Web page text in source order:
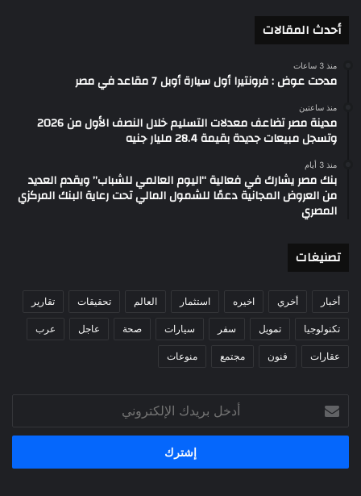
أحدث المقالات
منذ 3 ساعات
مدحت عوض : فرونتيرا أول سيارة أوبل 7 مقاعد في مصر
منذ ساعتين
مدينة مصر تضاعف معدلات التسليم خلال النصف الأول من 2026
وتسجل مبيعات جديدة بقيمة 28.4 مليار جنيه
منذ 3 أيام
بنك مصر يشارك في فعالية “اليوم العالمي للشباب” ويقدم العديد
من العروض المجانية دعمًا للشمول المالي تحت رعاية البنك المركزي
المصري
تصنيغات
أخبار أخري اخيره استثمار العالم تحقيقات تقارير
تكنولوجيا تمويل سفر سيارات صحة عاجل عرب
عقارات فنون مجتمع منوعات
بريدك
الإلكتروني